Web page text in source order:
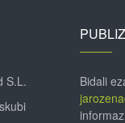
S.L.
Bidali